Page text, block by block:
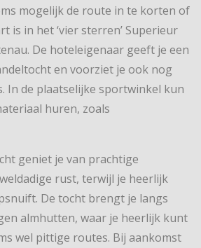
mogelijk de route in te korten of
is in het ‘vier sterren’ Superieur
De hoteleigenaar geeft je een
en voorziet je ook nog
In de plaatselijke sportwinkel kun
huren, zoals
geniet je van prachtige
rust, terwijl je heerlijk
De tocht brengt je langs
almhutten, waar je heerlijk kunt
wel pittige routes. Bij aankomst